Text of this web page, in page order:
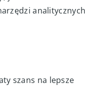
potencjału.
analitycznych i